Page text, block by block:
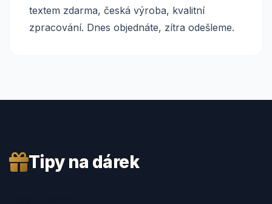
textem zdarma, česká výroba, kvalitní
zpracování. Dnes objednáte, zítra odešleme.
Tipy na dárek